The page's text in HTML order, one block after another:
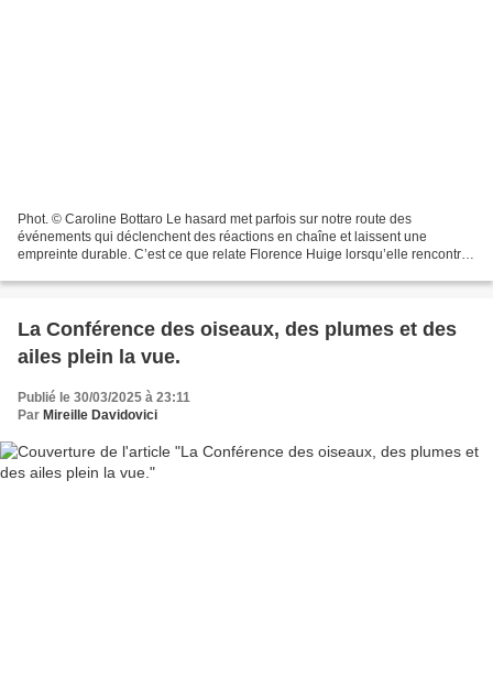
Phot. © Caroline Bottaro Le hasard met parfois sur notre route des
événements qui déclenchent des réactions en chaîne et laissent une
empreinte durable. C’est ce que relate Florence Huige lorsqu’elle rencontre
La Conférence des oiseaux, des plumes et des
ailes plein la vue.
Publié le 30/03/2025 à 23:11
Par Mireille Davidovici